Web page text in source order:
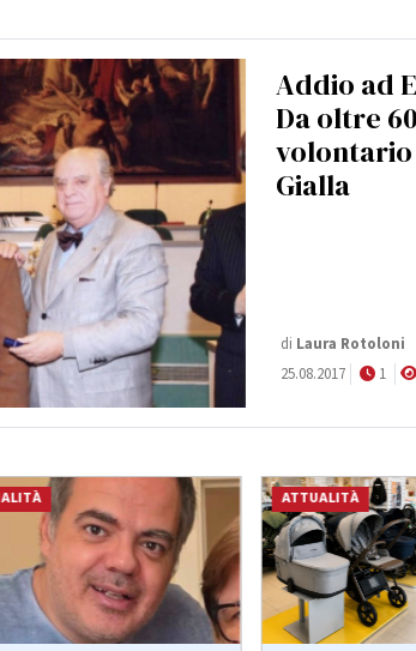
Addio ad
Da oltre
Gialla
di Laura Rotoloni
25.08.2017
1
ATTUALITÀ